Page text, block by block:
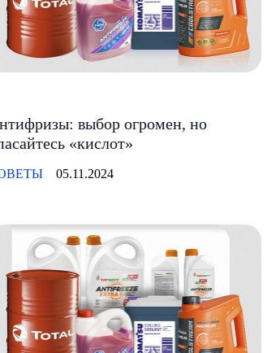
выбор огромен, но
«кислот»
05.11.2024